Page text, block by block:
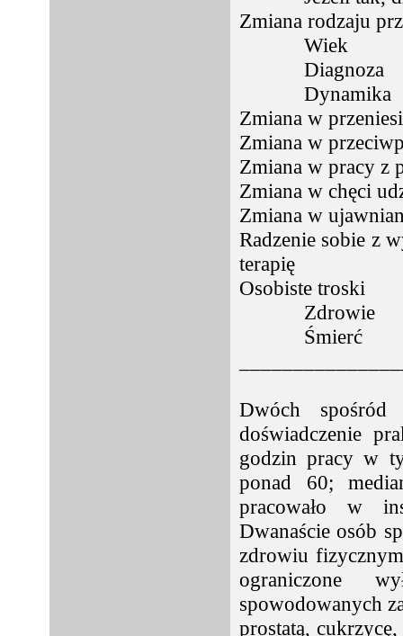
Zmiana rodzaju
Wiek
Diagnoza
Dynamika
Zmiana w
Zmiana w
Zmiana w pracy z
Zmiana w chęci
Zmiana w
Radzenie sobie z
terapię
Osobiste troski
Zdrowie
Śmierć
Dwóch spośród
doświadczenie
godzin pracy w
ponad 60;
pracowało w
Dwanaście osób
zdrowiu
ograniczone
spowodowanych
prostatą,